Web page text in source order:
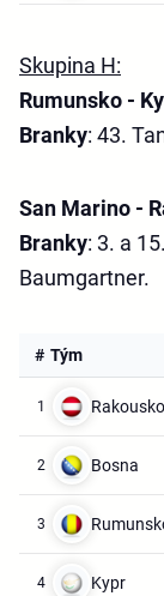
Skupina H:
Rumunsko -
Branky: 43.
San Marino -
Branky: 3. a
Baumgartner.
# Tým
1 Rakousko
2 Bosna
3
4 Kypr